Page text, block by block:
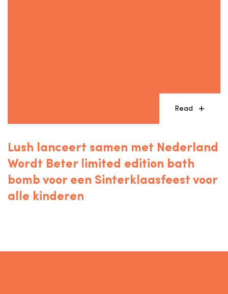
Read
Lush lanceert samen met Nederland
Wordt Beter limited edition bath
bomb voor een Sinterklaasfeest voor
alle kinderen